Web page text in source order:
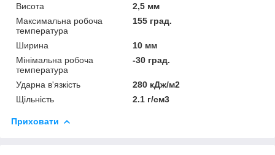
Висота
2,5 мм
Максимальна робоча
температура
155 град.
Ширина
10 мм
Мінімальна робоча
температура
-30 град.
Ударна в'язкість
280 кДж/м2
Щільність
2.1 г/см3
Приховати